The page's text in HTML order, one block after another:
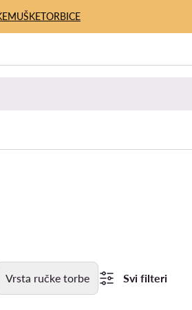
MUŠKETORBICE
Vrsta ručke torbe Svi filteri